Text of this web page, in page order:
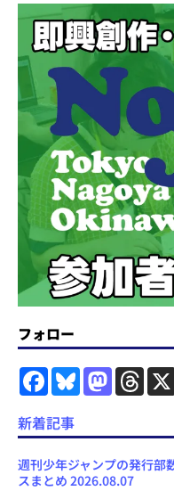
フォロー
F
a
e
b
o
k
B
s
y
M
a
o
o
n
T
h
a
s
新着記事
週刊少年ジャンプの発行部
スまとめ 2026.08.07